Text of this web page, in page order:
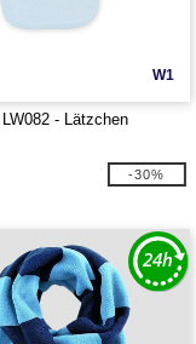
W1
- Lätzchen
-30%